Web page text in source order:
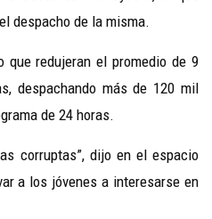
despacho de la misma.
que redujeran el promedio de 9
despachando más de 120 mil
de 24 horas.
corruptas”, dijo en el espacio
a los jóvenes a interesarse en